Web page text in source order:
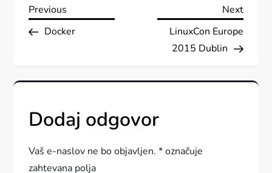
N
a
g
a
Previous
Post
Previous
Docker
Next
Next
LinuxCon Europe
2015 Dublin
Dodaj odgovor
Vaš e-naslov ne bo objavljen. *označuje
zahtevana polja